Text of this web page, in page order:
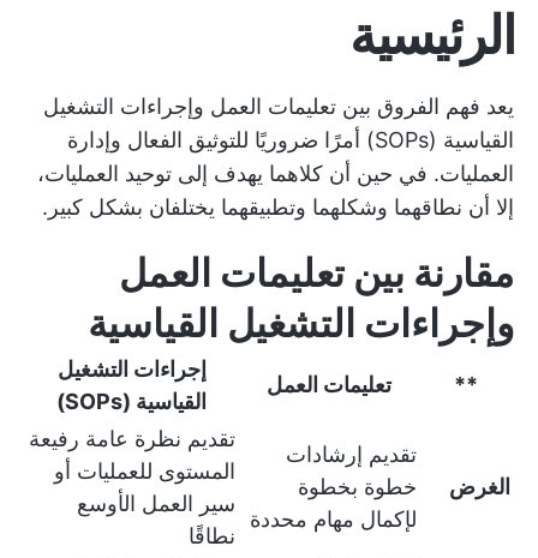
الرئيسية
يعد فهم الفروق بين تعليمات العمل وإجراءات التشغيل
القياسية (SOPs) أمرًا ضروريًا للتوثيق الفعال وإدارة
العمليات. في حين أن كلاهما يهدف إلى توحيد العمليات،
إلا أن نطاقهما وشكلهما وتطبيقهما يختلفان بشكل كبير.
مقارنة بين تعليمات العمل
وإجراءات التشغيل القياسية
** تعليمات العمل
إجراءات التشغيل
القياسية (SOPs)
الغرض
تقديم إرشادات
خطوة بخطوة
لإكمال مهام محددة
تقديم نظرة عامة رفيعة
المستوى للعمليات أو
سير العمل الأوسع
نطاقًا